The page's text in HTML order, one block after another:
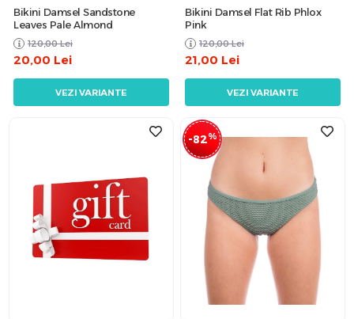
Bikini Damsel Sandstone
Leaves Pale Almond
120,00 Lei
20,00 Lei
VEZI VARIANTE
Bikini Damsel Flat Rib Phlox
Pink
120,00 Lei
21,00 Lei
VEZI VARIANTE
-82%